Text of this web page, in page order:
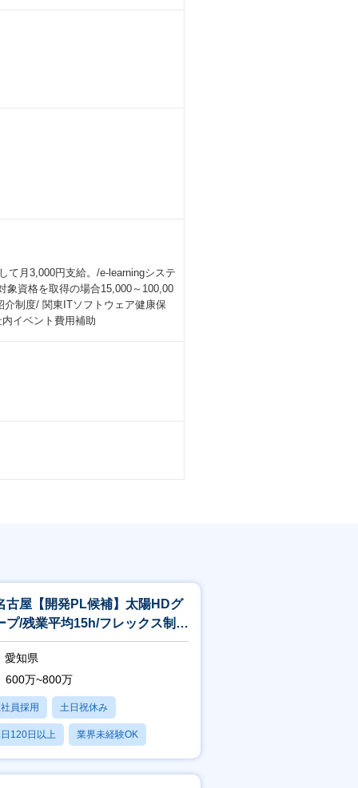
て月3,000円支給。/e-learningシステ
象資格を取得の場合15,000～100,00
制度/ 関東ITソフトウェア健康保
イベント費用補助
屋【開発PL候補】太陽HDグ
プ/残業平均15h/フレックス制/
ート勤務・在宅勤務可！
愛知県
600万~800万
員採用 土日祝休み
120日以上 業界未経験OK
・育休あり